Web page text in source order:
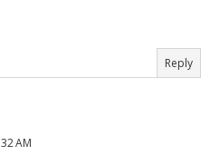
Reply
AM